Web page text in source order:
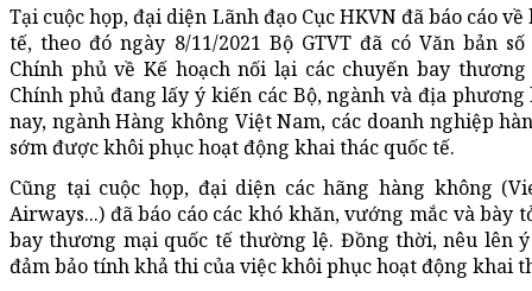
Tại cuộc họp, đại diện Lãnh đạo Cục HKVN đã báo cáo
tế, theo đó ngày 8/11/2021 Bộ GTVT đã có Văn bản
Chính phủ về Kế hoạch nối lại các chuyến bay
Chính phủ đang lấy ý kiến các Bộ, ngành và địa
nay, ngành Hàng không Việt Nam, các doanh nghiệp
sớm được khôi phục hoạt động khai thác quốc tế.
Cũng tại cuộc họp, đại diện các hãng hàng không
Airways...) đã báo cáo các khó khăn, vướng mắc và bày
bay thương mại quốc tế thường lệ. Đồng thời, nêu lên
đảm bảo tính khả thi của việc khôi phục hoạt động khai